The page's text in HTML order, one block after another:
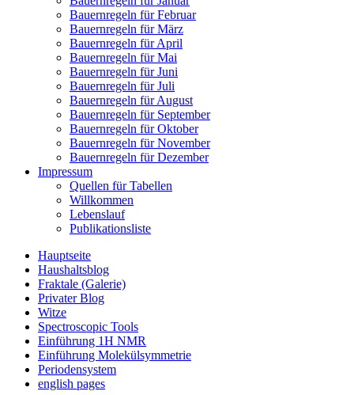
Bauernregeln für Februar
Bauernregeln für März
Bauernregeln für April
Bauernregeln für Mai
Bauernregeln für Juni
Bauernregeln für Juli
Bauernregeln für August
Bauernregeln für September
Bauernregeln für Oktober
Bauernregeln für November
Bauernregeln für Dezember
Impressum
Quellen für Tabellen
Willkommen
Lebenslauf
Publikationsliste
Hauptseite
Haushaltsblog
Fraktale (Galerie)
Privater Blog
Witze
Spectroscopic Tools
Einführung 1H NMR
Einführung Molekülsymmetrie
Periodensystem
english pages